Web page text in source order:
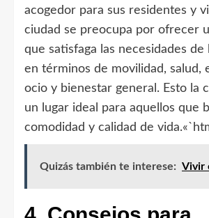
acogedor para sus residentes y
ciudad se preocupa por ofrecer
que satisfaga las necesidades de
en términos de movilidad, salud,
ocio y bienestar general. Esto la
un lugar ideal para aquellos que
comodidad y calidad de
Quizás también te interese: Vivir